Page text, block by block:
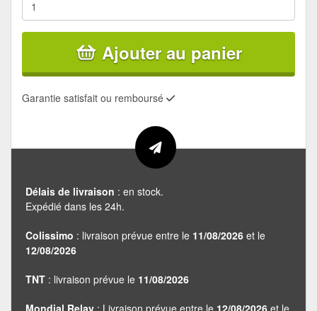
Ajouter au panier
Garantie satisfait ou remboursé
Délais de livraison : en stock.
Expédié dans les 24h.
Colissimo : livraison prévue entre le 11/08/2026 et le
12/08/2026
TNT : livraison prévue le 11/08/2026
Mondial Relay : Livraison prévue entre le 12/08/2026 et le